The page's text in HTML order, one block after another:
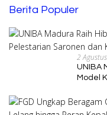
Berita Populer
2
UNIBA
Model